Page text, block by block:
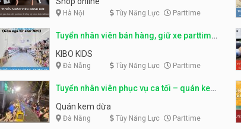
Hà Nội Tùy Năng Lực Parttime
Tuyển nhân viên bán hàng, giữ xe parttime
– Kibo Kid
KIBO KIDS
Đà Nẵng Tùy Năng Lực Parttime
Tuyển nhân viên phục vụ ca tối – quán kem
dừa
Quán kem dừa
Đà Nẵng Tùy Năng Lực Parttime